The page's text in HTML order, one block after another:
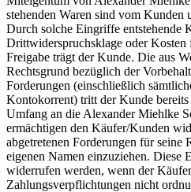
stehenden Waren sind vom Kunden
Durch solche Eingriffe entstehende
Drittwiderspruchsklage oder Kosten
Freigabe trägt der Kunde. Die aus
Rechtsgrund bezüglich der
Forderungen (einschließlich
Kontokorrent) tritt der Kunde
Umfang an die Alexander Miehlke
ermächtigen den Käufer/Kunden
abgetretenen Forderungen für seine
eigenen Namen einzuziehen. Diese
widerrufen werden, wenn der
Zahlungsverpflichtungen nicht